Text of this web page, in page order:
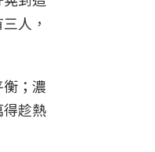
人，
；濃
趁熱